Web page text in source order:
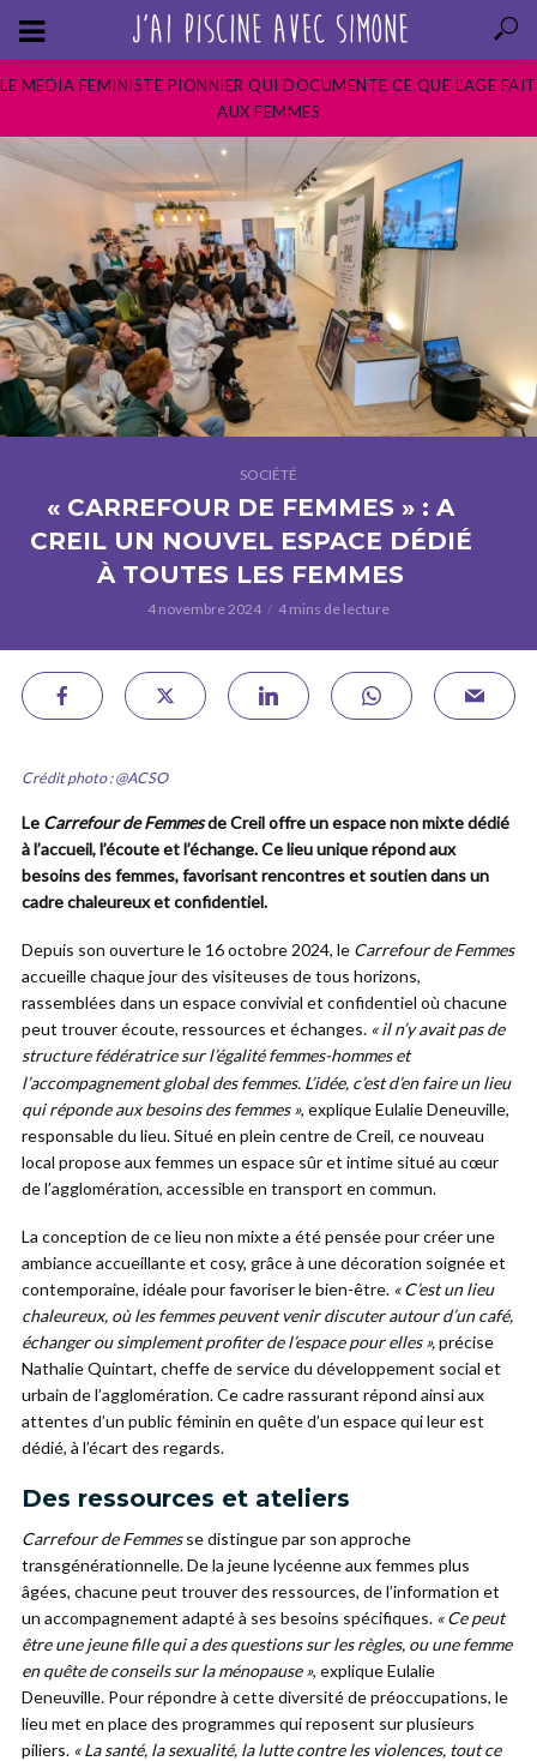
LE MEDIA FEMINISTE PIONNIER QUI DOCUMENTE CE QUE L’AGE FAIT
AUX FEMMES
SOCIÉTÉ
« CARREFOUR DE FEMMES » : A
CREIL UN NOUVEL ESPACE DÉDIÉ
À TOUTES LES FEMMES
4 novembre 2024 4 mins de lecture
Crédit photo : @ACSO
Le Carrefour de Femmesde Creil offre un espace non mixte dédié
à l’accueil, l’écoute et l’échange. Ce lieu unique répond aux
besoins des femmes, favorisant rencontres et soutien dans un
cadre chaleureux et confidentiel.
Depuis son ouverture le 16 octobre 2024, le Carrefour de Femmes
accueille chaque jour des visiteuses de tous horizons,
rassemblées dans un espace convivial et confidentiel où chacune
peut trouver écoute, ressources et échanges. « il n’y avait pas de
structure fédératrice sur l’égalité femmes-hommes et
l’accompagnement global des femmes. L’idée, c’est d’en faire un lieu
qui réponde aux besoins des femmes », explique Eulalie Deneuville,
responsable du lieu. Situé en plein centre de Creil, ce nouveau
local propose aux femmes un espace sûr et intime situé au cœur
de l’agglomération, accessible en transport en commun.
La conception de ce lieu non mixte a été pensée pour créer une
ambiance accueillante et cosy, grâce à une décoration soignée et
contemporaine, idéale pour favoriser le bien-être. « C’est un lieu
chaleureux, où les femmes peuvent venir discuter autour d’un café,
échanger ou simplement profiter de l’espace pour elles »,précise
Nathalie Quintart, cheffe de service du développement social et
urbain de l’agglomération. Ce cadre rassurant répond ainsi aux
attentes d’un public féminin en quête d’un espace qui leur est
dédié, à l’écart des regards.
Des ressources et ateliers
Carrefour de Femmesse distingue par son approche
transgénérationnelle. De la jeune lycéenne aux femmes plus
âgées, chacune peut trouver des ressources, de l’information et
un accompagnement adapté à ses besoins spécifiques. « Ce peut
être une jeune fille qui a des questions sur les règles, ou une femme
en quête de conseils sur la ménopause », explique Eulalie
Deneuville. Pour répondre à cette diversité de préoccupations, le
lieu met en place des programmes qui reposent sur plusieurs
piliers. « La santé, la sexualité, la lutte contre les violences, tout ce